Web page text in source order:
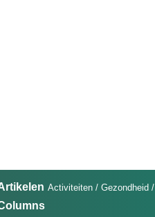
Activiteiten/ Gezondheid/